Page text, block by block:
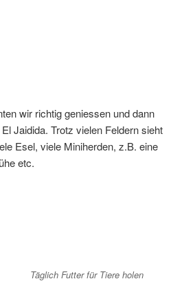
wir richtig geniessen und dann
Jaidida. Trotz vielen Feldern sieht
Esel, viele Miniherden, z.B. eine
etc.
Täglich Futter für Tiere holen